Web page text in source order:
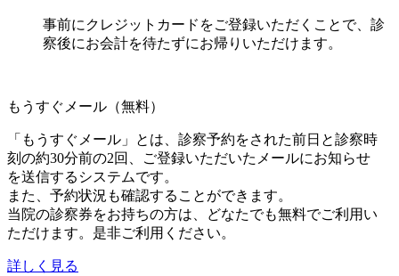
事前にクレジットカードをご登録いただくことで、診
察後にお会計を待たずにお帰りいただけます。
もうすぐメール（無料）
「もうすぐメール」とは、診察予約をされた前⽇と診察時
刻の約30分前の2回、ご登録いただいたメールにお知らせ
を送信するシステムです。
また、予約状況も確認することができます。
当院の診察券をお持ちの⽅は、どなたでも無料でご利⽤い
ただけます。是⾮ご利⽤ください。
詳しく⾒る